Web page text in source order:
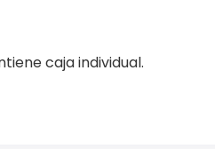
caja individual.